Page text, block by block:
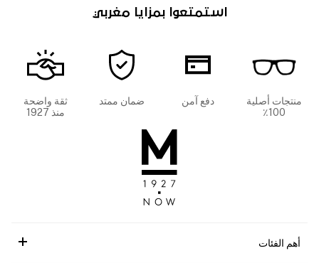
استمتعوا بمزايا مغربي
منتجات أصلية
100٪
دفع آمن ضمان ممتد
ثقة واضحة
منذ 1927
أهم الفئات